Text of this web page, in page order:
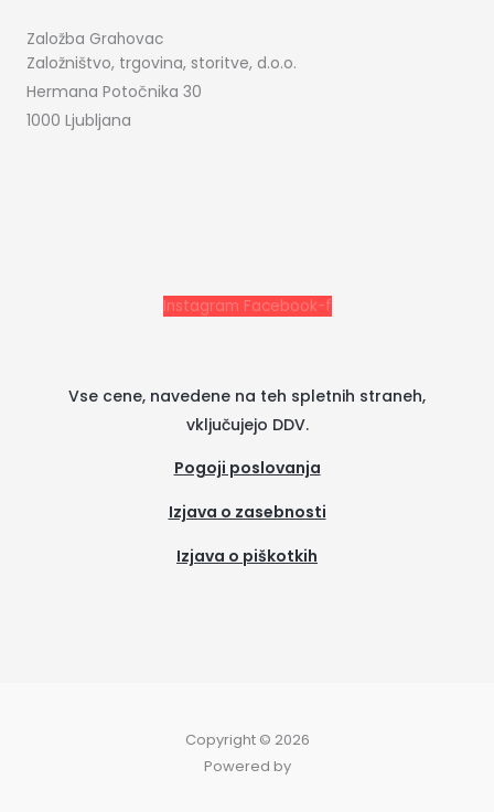
Založba Grahovac
Založništvo, trgovina, storitve, d.o.o.
Hermana Potočnika 30
1000 Ljubljana
Instagram Facebook-f
Vse cene, navedene na teh spletnih straneh,
vključujejo DDV.
Pogoji poslovanja
Izjava o zasebnosti
Izjava o piškotkih
Copyright © 2026
Powered by